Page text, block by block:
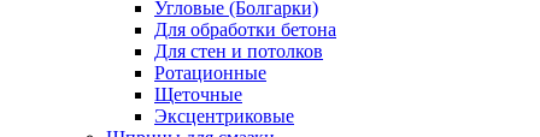
Угловые (Болгарки)
Для обработки бетона
Для стен и потолков
Ротационные
Щеточные
Эксцентриковые